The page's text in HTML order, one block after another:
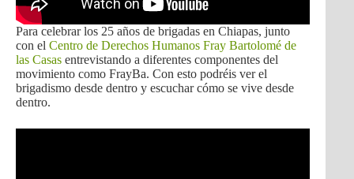
Para celebrar los 25 años de brigadas en Chiapas, junto
con el Centro de Derechos Humanos Fray Bartolomé de
las Casas entrevistando a diferentes componentes del
movimiento como FrayBa. Con esto podréis ver el
brigadismo desde dentro y escuchar cómo se vive desde
dentro.